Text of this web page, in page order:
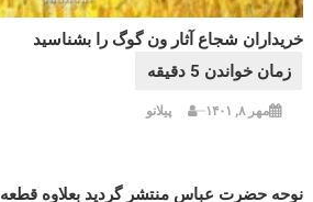
خریداران شجاع آثار ون گوگ را بشناسید
مهر ۸, ۱۴۰۱ پیلانو
نوحه حضرت عباس منتشر گردید بعلاوه قطعه